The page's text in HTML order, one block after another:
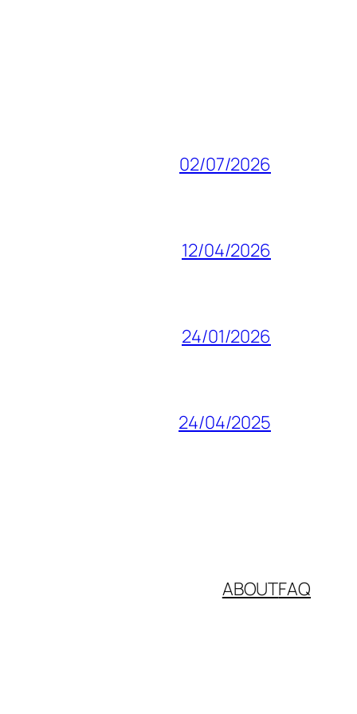
02/07/2026
12/04/2026
24/01/2026
24/04/2025
ABOUTFAQ